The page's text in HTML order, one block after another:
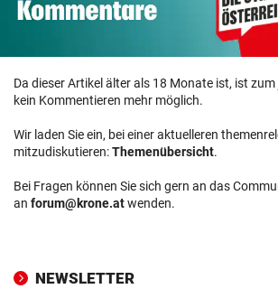
Da dieser Artikel älter als 18 Monate ist, ist
kein Kommentieren mehr möglich.
Wir laden Sie ein, bei einer aktuelleren
mitzudiskutieren:Themenübersicht.
Bei Fragen können Sie sich gern an das
an forum@krone.atwenden.
NEWSLETTER